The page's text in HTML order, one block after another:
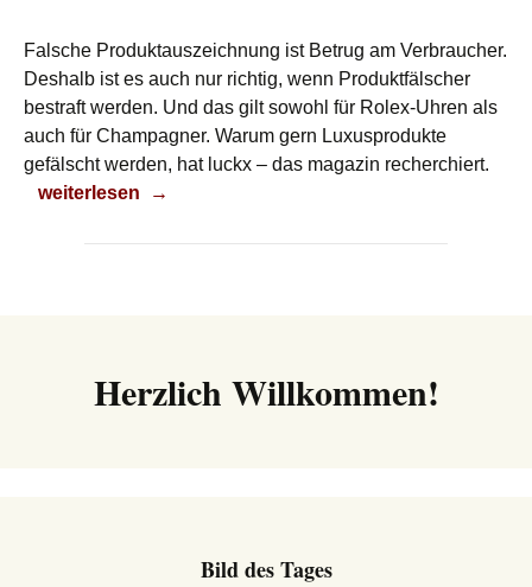
Falsche Produktauszeichnung ist Betrug am Verbraucher.
Deshalb ist es auch nur richtig, wenn Produktfälscher
bestraft werden. Und das gilt sowohl für Rolex-Uhren als
auch für Champagner. Warum gern Luxusprodukte
gefälscht werden, hat luckx – das magazin recherchiert.
Gefälschter Champagner
weiterlesen →
Herzlich Willkommen!
Bild des Tages